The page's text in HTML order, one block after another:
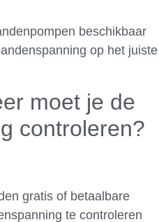
beschikbaar
op het juiste
moet je de
controleren?
gratis of betaalbare
te controleren